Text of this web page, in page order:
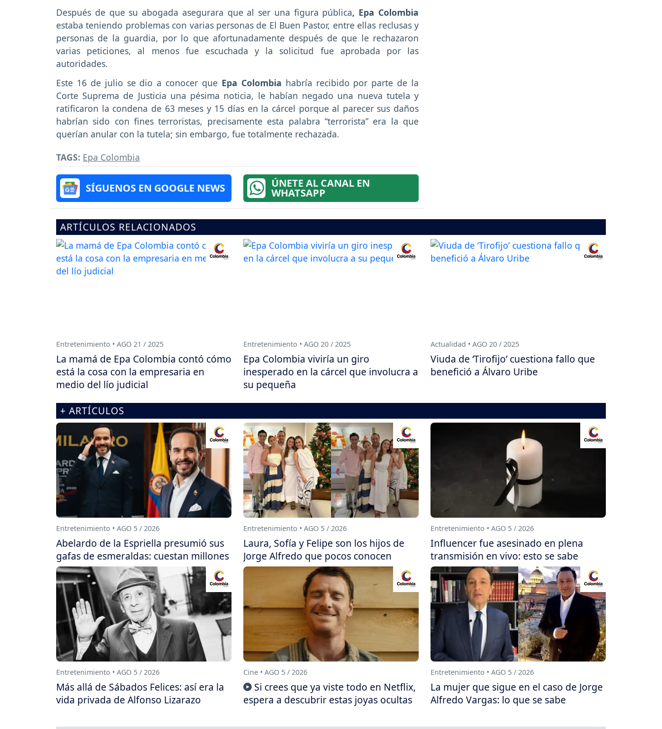
Después de que su abogada asegurara que al ser una figura pública, Epa Colombia
estaba teniendo problemas con varias personas de El Buen Pastor, entre ellas reclusas y
personas de la guardia, por lo que afortunadamente después de que le rechazaron
varias peticiones, al menos fue escuchada y la solicitud fue aprobada por las
autoridades.
Este 16 de julio se dio a conocer que Epa Colombia habría recibido por parte de la
Corte Suprema de Justicia una pésima noticia, le habían negado una nueva tutela y
ratificaron la condena de 63 meses y 15 días en la cárcel porque al parecer sus daños
habrían sido con fines terroristas, precisamente esta palabra “terrorista” era la que
querían anular con la tutela; sin embargo, fue totalmente rechazada.
TAGS: Epa Colombia
SÍGUENOS EN GOOGLE NEWS ÚNETE AL CANAL EN
WHATSAPP
ARTÍCULOS RELACIONADOS
Entretenimiento • AGO 21 / 2025
La mamá de Epa Colombia contó cómo
está la cosa con la empresaria en
medio del lío judicial
Entretenimiento • AGO 20 / 2025
Epa Colombia viviría un giro
inesperado en la cárcel que involucra a
su pequeña
Actualidad • AGO 20 / 2025
Viuda de ‘Tirofijo’ cuestiona fallo que
benefició a Álvaro Uribe
+ ARTÍCULOS
Entretenimiento • AGO 5 / 2026
Abelardo de la Espriella presumió sus
gafas de esmeraldas: cuestan millones
Entretenimiento • AGO 5 / 2026
Laura, Sofía y Felipe son los hijos de
Jorge Alfredo que pocos conocen
Entretenimiento • AGO 5 / 2026
Influencer fue asesinado en plena
transmisión en vivo: esto se sabe
Entretenimiento • AGO 5 / 2026
Más allá de Sábados Felices: así era la
vida privada de Alfonso Lizarazo
Cine • AGO 5 / 2026
Si crees que ya viste todo en Netflix,
espera a descubrir estas joyas ocultas
Entretenimiento • AGO 5 / 2026
La mujer que sigue en el caso de Jorge
Alfredo Vargas: lo que se sabe